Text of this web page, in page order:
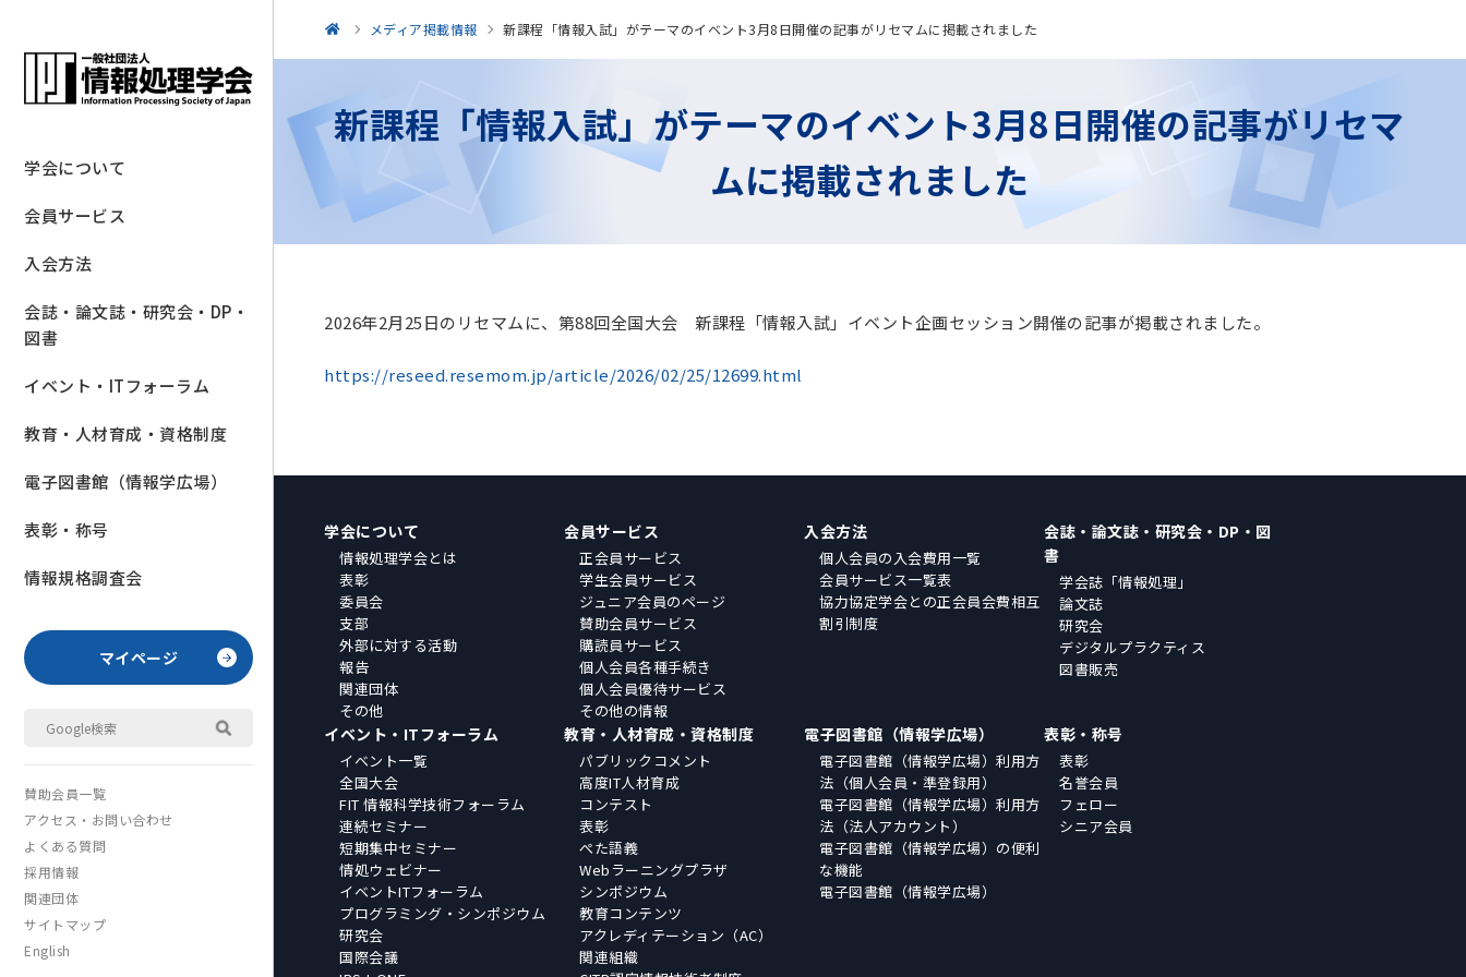
学会について
会員サービス
入会方法
会誌・論文誌・研究会・DP・
図書
イベント・ITフォーラム
教育・人材育成・資格制度
電子図書館（情報学広場）
表彰・称号
情報規格調査会
マイページ
賛助会員一覧
アクセス・お問い合わせ
よくある質問
採用情報
関連団体
サイトマップ
English
メディア掲載情報 新課程「情報入試」がテーマのイベント3月8日開催の記事がリセマムに掲載されました
新課程「情報入試」がテーマのイベント3月8日開催の記事がリセマ
ムに掲載されました
2026年2月25日のリセマムに、第88回全国大会 新課程「情報入試」イベント企画セッション開催の記事が掲載されました。
https://reseed.resemom.jp/article/2026/02/25/12699.html
学会について
情報処理学会とは
表彰
委員会
支部
外部に対する活動
報告
関連団体
その他
会員サービス
正会員サービス
学生会員サービス
ジュニア会員のページ
賛助会員サービス
購読員サービス
個人会員各種手続き
個人会員優待サービス
その他の情報
入会方法
個人会員の入会費用一覧
会員サービス一覧表
協力協定学会との正会員会費相互
割引制度
会誌・論文誌・研究会・DP・図
書
学会誌「情報処理」
論文誌
研究会
デジタルプラクティス
図書販売
イベント・ITフォーラム
イベント一覧
全国大会
FIT 情報科学技術フォーラム
連続セミナー
短期集中セミナー
情処ウェビナー
イベントITフォーラム
プログラミング・シンポジウム
研究会
国際会議
教育・人材育成・資格制度
パブリックコメント
高度IT人材育成
コンテスト
表彰
ぺた語義
Webラーニングプラザ
シンポジウム
教育コンテンツ
アクレディテーション（AC）
関連組織
電子図書館（情報学広場）
電子図書館（情報学広場）利用方
法（個人会員・準登録用）
電子図書館（情報学広場）利用方
法（法人アカウント）
電子図書館（情報学広場）の便利
な機能
電子図書館（情報学広場）
表彰・称号
表彰
名誉会員
フェロー
シニア会員